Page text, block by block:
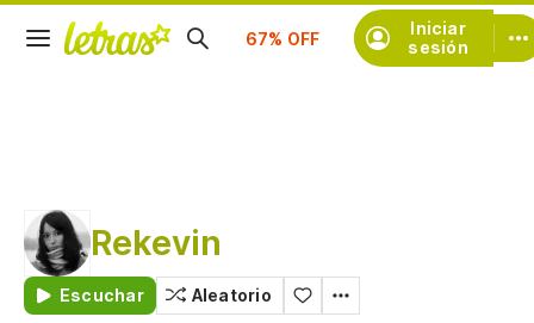
Iniciar
sesión
Rekevin
Escuchar Aleatorio